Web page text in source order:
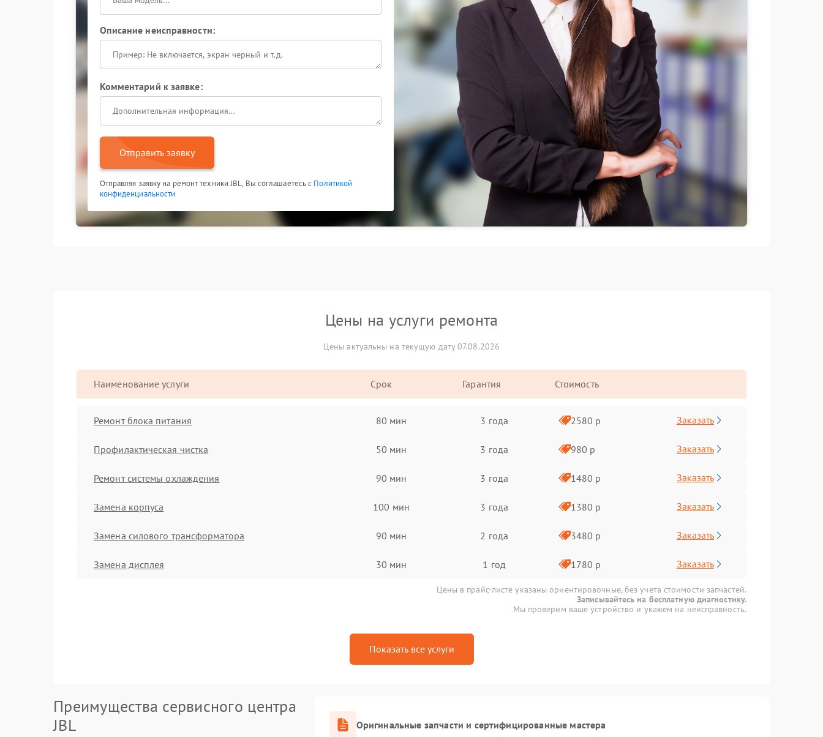
Описание неисправности:
Комментарий к заявке:
Отправить заявку
Отправляя заявку на ремонт техники JBL, Вы соглашаетесь с Политикой
конфиденциальности
Цены на услуги ремонта
Цены актуальны на текущую дату 07.08.2026
Наименование услуги Срок Гарантия Стоимость
Ремонт блока питания 80 мин 3 года 2580 р Заказать
Профилактическая чистка 50 мин 3 года 980 р Заказать
Ремонт системы охлаждения 90 мин 3 года 1480 р Заказать
Замена корпуса 100 мин 3 года 1380 р Заказать
Замена силового трансформатора 90 мин 2 года 3480 р Заказать
Замена дисплея 30 мин 1 год 1780 р Заказать
Цены в прайс-листе указаны ориентировочные, без учета стоимости запчастей.
Записывайтесь на бесплатную диагностику.
Мы проверим ваше устройство и укажем на неисправность.
Показать все услуги
Преимущества сервисного центра
JBL
Оригинальные запчасти и сертифицированные мастера